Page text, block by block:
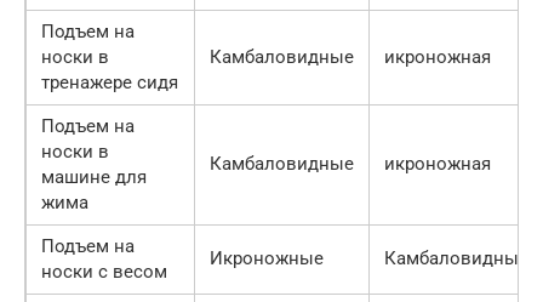
Подъем на
носки в
тренажере сидя
Камбаловидные икроножная
Подъем на
носки в
машине для
жима
Камбаловидные икроножная
Подъем на
носки с весом
Икроножные Камбаловидные